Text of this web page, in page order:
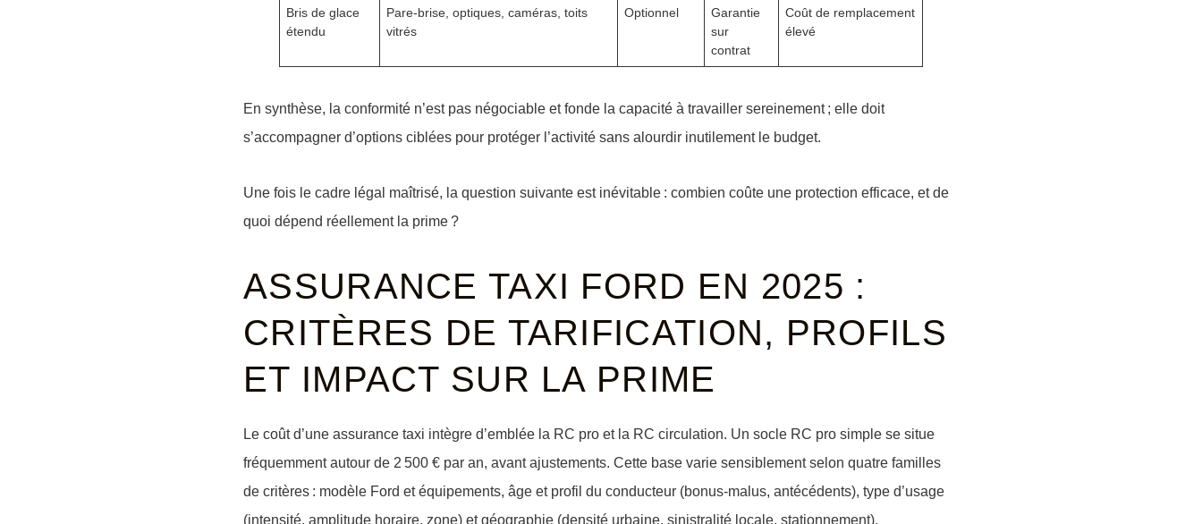
Bris de glace
étendu
Pare-brise, optiques, caméras, toits
vitrés
Optionnel
Garantie
sur
contrat
Coût de remplacement
élevé
En synthèse, la conformité n’est pas négociable et fonde la capacité à travailler sereinement ; elle doit
s’accompagner d’options ciblées pour protéger l’activité sans alourdir inutilement le budget.
Une fois le cadre légal maîtrisé, la question suivante est inévitable : combien coûte une protection efficace, et de
quoi dépend réellement la prime ?
ASSURANCE TAXI FORD EN 2025 :
CRITÈRES DE TARIFICATION, PROFILS
ET IMPACT SUR LA PRIME
Le coût d’une assurance taxi intègre d’emblée la RC pro et la RC circulation. Un socle RC pro simple se situe
fréquemment autour de 2 500 € par an, avant ajustements. Cette base varie sensiblement selon quatre familles
de critères : modèle Ford et équipements, âge et profil du conducteur (bonus-malus, antécédents), type d’usage
(intensité, amplitude horaire, zone) etgéographie (densité urbaine, sinistralité locale, stationnement).